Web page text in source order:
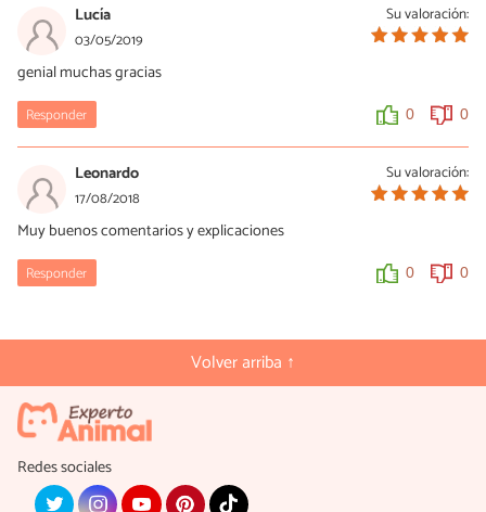
Su valoración:
Lucía
03/05/2019
genial muchas gracias
Responder 0 0
Su valoración:
Leonardo
17/08/2018
Muy buenos comentarios y explicaciones
Responder 0 0
Volver arriba ↑
Redes sociales